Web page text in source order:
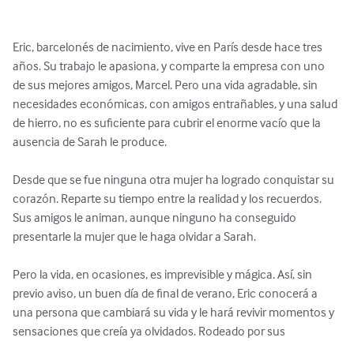
Eric, barcelonés de nacimiento, vive en París desde hace tres
años. Su trabajo le apasiona, y comparte la empresa con uno
de sus mejores amigos, Marcel. Pero una vida agradable, sin
necesidades económicas, con amigos entrañables, y una salud
de hierro, no es suficiente para cubrir el enorme vacío que la
ausencia de Sarah le produce.
Desde que se fue ninguna otra mujer ha logrado conquistar su
corazón. Reparte su tiempo entre la realidad y los recuerdos.
Sus amigos le animan, aunque ninguno ha conseguido
presentarle la mujer que le haga olvidar a Sarah.
Pero la vida, en ocasiones, es imprevisible y mágica. Así, sin
previo aviso, un buen día de final de verano, Eric conocerá a
una persona que cambiará su vida y le hará revivir momentos y
sensaciones que creía ya olvidados. Rodeado por sus